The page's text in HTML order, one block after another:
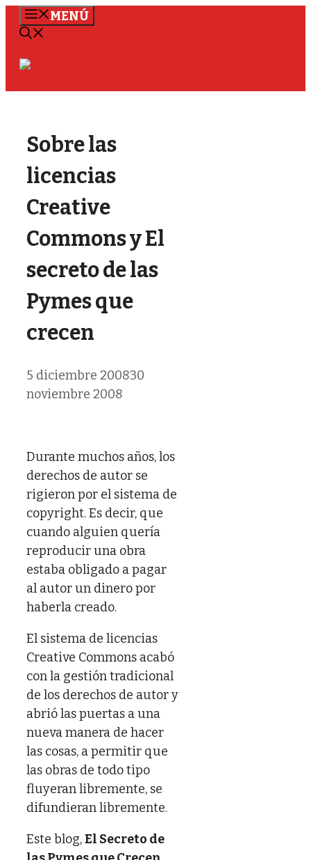
Saltar
MENÚ
Sobre las
licencias
Creative
Commons y El
secreto de las
Pymes que
crecen
5 diciembre 200830
noviembre 2008
Durante muchos años, los
derechos de autor se
rigieron por el sistema de
copyright. Es decir, que
cuando alguien quería
reproducir una obra
estaba obligado a pagar
al autor un dinero por
haberla creado.
El sistema de licencias
Creative Commons acabó
con la gestión tradicional
de los derechos de autor y
abrió las puertas a una
nueva manera de hacer
las cosas, a permitir que
las obras de todo tipo
fluyeran libremente, se
difundieran libremente.
Este blog,El Secreto de